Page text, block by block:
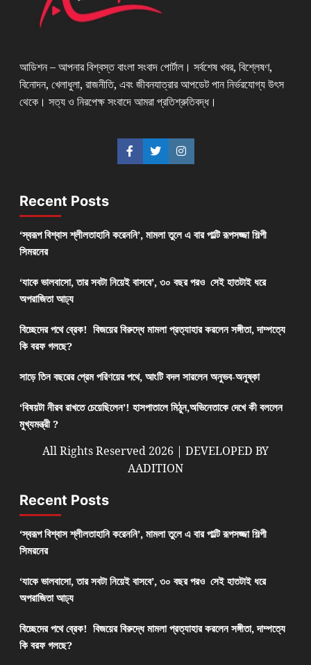
আডিশন – আপনার বিশ্বস্ত বাংলা সংবাদ পোর্টাল। সর্বশেষ খবর, বিশ্লেষণ,
বিনোদন, খেলাধুলা, রাজনীতি, এবং জীবনযাত্রার আপডেট পান নির্ভরযোগ্য উৎস
থেকে। সত্য ও নিরপেক্ষ সংবাদে আমরা প্রতিশ্রুতিবদ্ধ।
Recent Posts
‘স্বরূপ বিশ্বাস শ্লীলতাহানি করেননি’, মামলা তুলে এ বার পাল্টি রূপসজ্জা শিল্পী
সিমরনের
‘যাকে ভালবাসো, তার সবটা নিয়েই বাসবে’, ৩০ বছর পরও সেই হাতটাই ধরে
অপরাজিতা আঢ্য
বিচ্ছেদের পথে ব্রেক! বিজয়ের বিরুদ্ধে মামলা প্রত্যাহার করলেন সঙ্গীতা, দাম্পত্যে
কি বরফ গলছে?
সাড়ে তিন বছরের প্রেম পরিণয়ের পথে, আংটি বদল সারলেন অনুভব-অনুষ্কা
‘বিষয়টা নীরব রাখতে চেয়েছিলেন’! হাসপাতালে মিঠুন,অভিনেতাকে দেখে কী বললেন
মুখ্যমন্ত্রী ?
All Rights Reserved 2026 | DEVELOPED BY
AADITION
Recent Posts
‘স্বরূপ বিশ্বাস শ্লীলতাহানি করেননি’, মামলা তুলে এ বার পাল্টি রূপসজ্জা শিল্পী
সিমরনের
‘যাকে ভালবাসো, তার সবটা নিয়েই বাসবে’, ৩০ বছর পরও সেই হাতটাই ধরে
অপরাজিতা আঢ্য
বিচ্ছেদের পথে ব্রেক! বিজয়ের বিরুদ্ধে মামলা প্রত্যাহার করলেন সঙ্গীতা, দাম্পত্যে
কি বরফ গলছে?